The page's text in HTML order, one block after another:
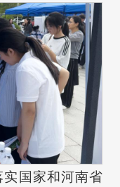
国家和河南省